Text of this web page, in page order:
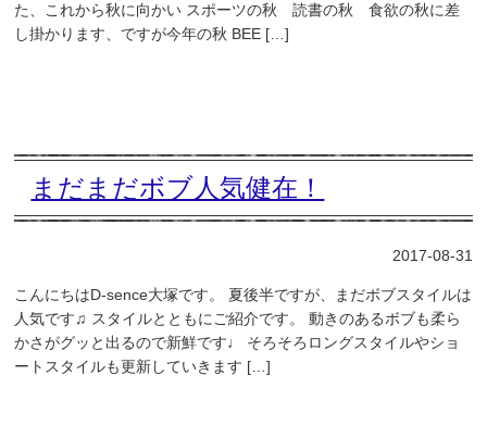
た、これから秋に向かい スポーツの秋 読書の秋 食欲の秋に差
し掛かります、ですが今年の秋 BEE […]
まだまだボブ人気健在！
2017-08-31
こんにちはD-sence大塚です。 夏後半ですが、まだボブスタイルは
人気です♫ スタイルとともにご紹介です。 動きのあるボブも柔ら
かさがグッと出るので新鮮です♩ そろそろロングスタイルやショ
ートスタイルも更新していきます […]